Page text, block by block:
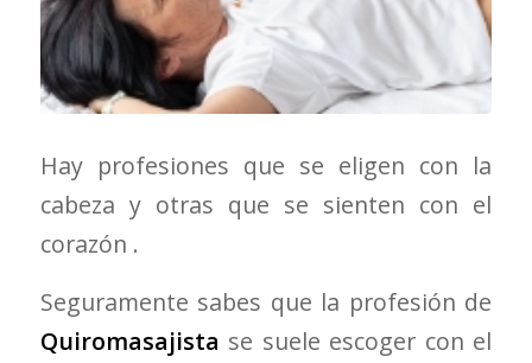
Hay profesiones que se eligen con la
cabeza y otras que se sienten con el
corazón .
Seguramente sabes que la profesión de
Quiromasajista se suele escoger con el